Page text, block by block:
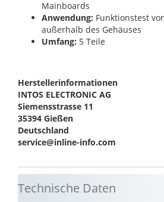
Mainboards
Anwendung: Funktionstest
außerhalb des Gehäuses
Umfang: 5 Teile
Herstellerinformationen
INTOS ELECTRONIC AG
Siemensstrasse 11
35394 Gießen
Deutschland
service@inline-info.com
Technische Daten